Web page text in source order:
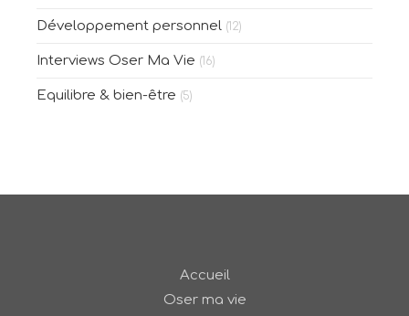
Développement personnel (12)
Interviews Oser Ma Vie (16)
Equilibre & bien-être (5)
Accueil
Oser ma vie